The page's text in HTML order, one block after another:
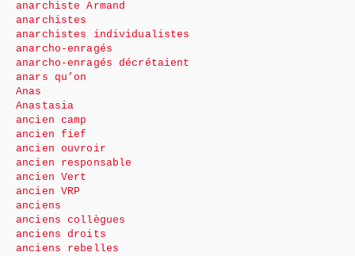
anarchiste Armand
anarchistes
anarchistes individualistes
anarcho-enragés
anarcho-enragés décrétaient
anars qu’on
Anas
Anastasia
ancien camp
ancien fief
ancien ouvroir
ancien responsable
ancien Vert
ancien VRP
anciens
anciens collègues
anciens droits
anciens rebelles